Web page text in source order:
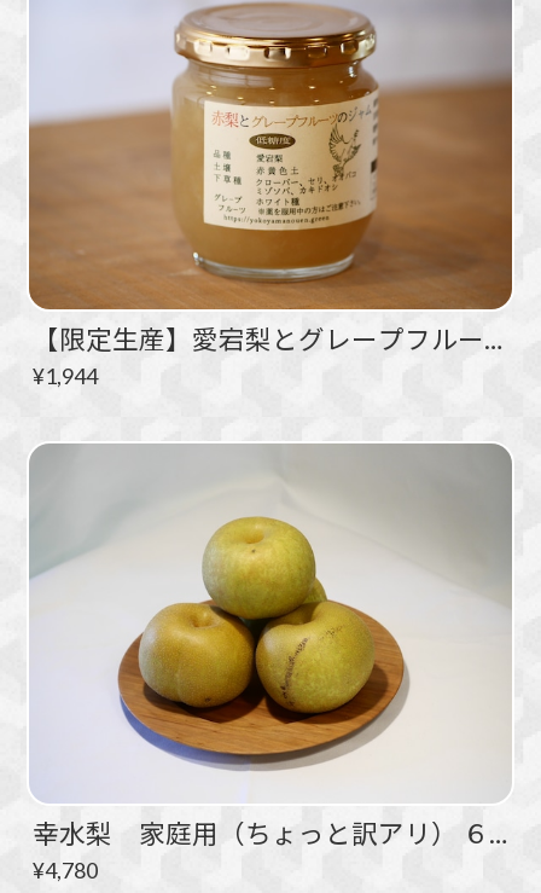
【限定生産】愛宕梨とグレープフルーツのジャム 200g入り
¥1,944
幸水梨 家庭用（ちょっと訳アリ） ６kg 10～18玉
¥4,780